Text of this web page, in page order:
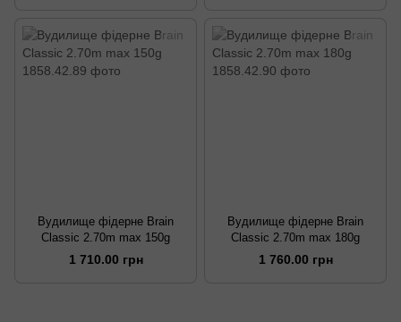
Вудилище фідерне Brain
Classic 2.70m max 150g
1 710.00 грн
Вудилище фідерне Brain
Classic 2.70m max 180g
1 760.00 грн